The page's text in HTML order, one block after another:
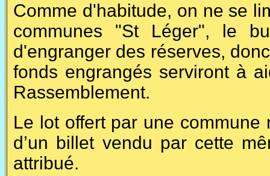
Comme d'habitude, on ne se
communes "St Léger", le
d'engranger des réserves,
fonds engrangés serviront à
Rassemblement.
Le lot offert par une
d’un billet vendu par cette
attribué.